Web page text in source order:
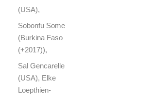
(USA),
Sobonfu Some
(Burkina Faso
(+2017)),
Sal Gencarelle
(USA), Elke
Loepthien-